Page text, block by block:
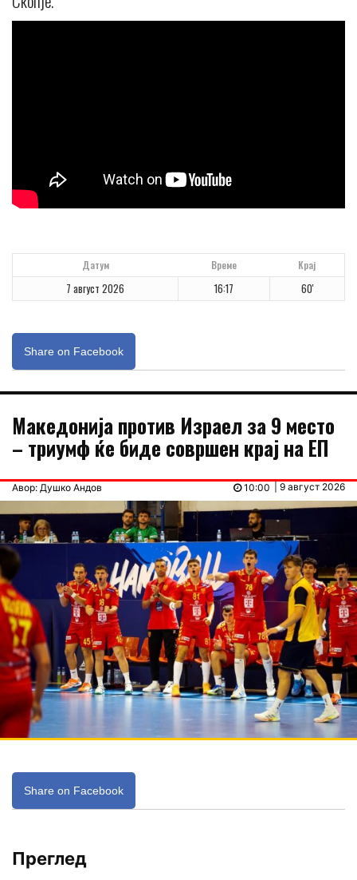
Датум Време Крај
7 август 2026 16:17 60'
Share on Facebook
Македонија против Израел за 9 место
– триумф ќе биде совршен крај на ЕП
Авор: Душко Андов | 9 август 2026
10:00
Share on Facebook
Преглед